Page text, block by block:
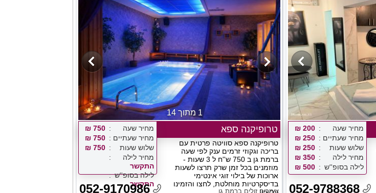
מחיר שעה
200 ₪
מחיר שעתיים
250 ₪
שלוש שעות
250 ₪
מחיר לילה
350 ₪
לילה בסופ''ש
500 ₪
052-9788368
1 מתוך 14
טרופיקנה ספא
טרופיקנה ספא סוויטה פרטית עם
בריכה וגקוזי זרמים ענק לפי שעה
ברמת גן ב 750 ש''ח ל 3 שעות -
מוזמנים בכל זמן שרק תרצו לשעות
ארוכות של בילוי זוגי אינטימי
בדיסקרטיות מוחלטת, לחצו והזמינו
צימרים זולים ברמת גן
מחיר שעה
750 ₪
מחיר שעתיים
750 ₪
שלוש שעות
750 ₪
מחיר לילה
התקשר
לילה בסופ''ש
התקשר
052-9170986